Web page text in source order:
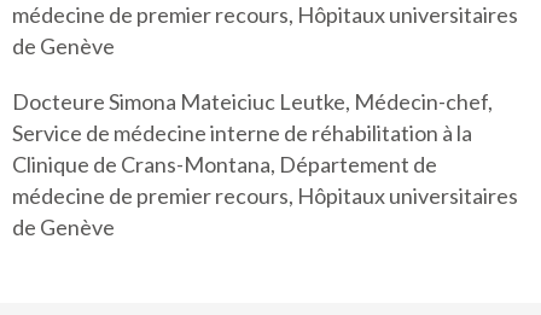
médecine de premier recours, Hôpitaux universitaires
de Genève
Docteure Simona Mateiciuc Leutke, Médecin-chef,
Service de médecine interne de réhabilitation à la
Clinique de Crans-Montana, Département de
médecine de premier recours, Hôpitaux universitaires
de Genève